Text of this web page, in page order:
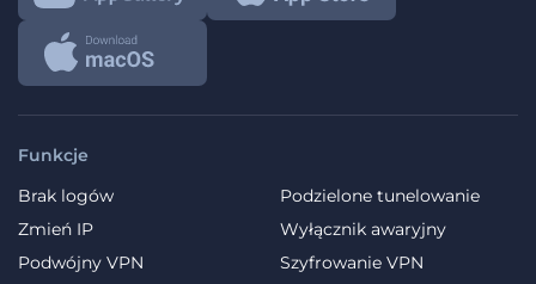
Funkcje
Brak logów
Podzielone tunelowanie
Zmień IP
Wyłącznik awaryjny
Podwójny VPN
Szyfrowanie VPN